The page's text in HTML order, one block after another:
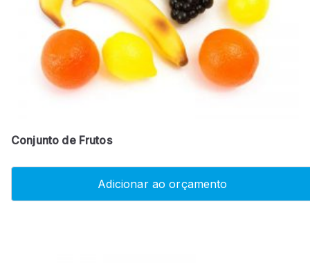
Conjunto de Frutos
Adicionar ao orçamento